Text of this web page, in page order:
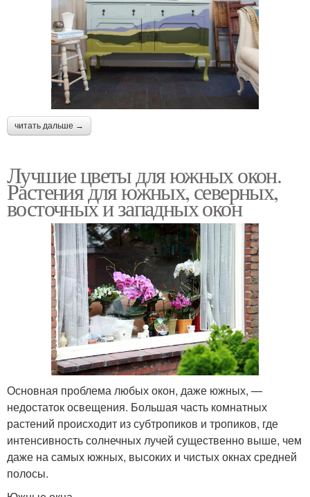
читать дальше →
Лучшие цветы для южных окон.
Растения для южных, северных,
восточных и западных окон
Основная проблема любых окон, даже южных, —
недостаток освещения. Большая часть комнатных
растений происходит из субтропиков и тропиков, где
интенсивность солнечных лучей существенно выше, чем
даже на самых южных, высоких и чистых окнах средней
полосы.